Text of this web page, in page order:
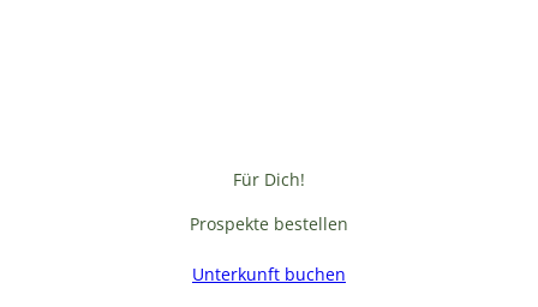
Für Dich!
Prospekte bestellen
Unterkunft buchen